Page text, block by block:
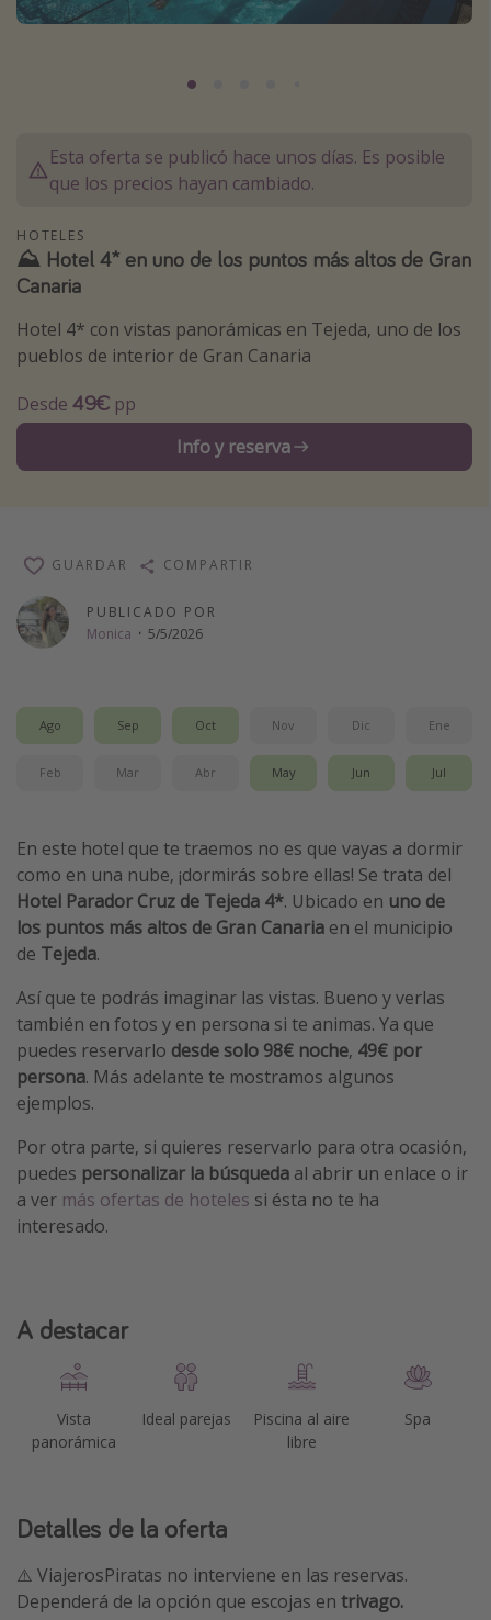
Marruecos
Maldivas
Inspiración para viajes
Glamping
Viajar sola como mujer
Ofertas para Vacaciones Activas
Viajes para singles
Escapadas románticas
Más temas
Cruceros por el Mediterráneo
Hoteles más hot de España
Parques de atracciones
Viaja con musicales
El Rey León el musical
Harry Potter en Londres y otros destinos
Esta oferta se publicó hace unos días. Es posible
que los precios hayan cambiado.
HOTELES
⛰️ Hotel 4* en uno de los puntos más altos de Gran
Canaria
Hotel 4* con vistas panorámicas en Tejeda, uno de los
pueblos de interior de Gran Canaria
Desde 49€ pp
Info y reserva
PUBLICADO POR
Monica · 5/5/2026
GUARDAR COMPARTIR
Ago Sep Oct Nov Dic Ene
Feb Mar Abr May Jun Jul
En este hotel que te traemos no es que vayas a dormir
como en una nube, ¡dormirás sobre ellas! Se trata del
Hotel Parador Cruz de Tejeda 4*. Ubicado en uno de
los puntos más altos de Gran Canaria en el municipio
de Tejeda.
Así que te podrás imaginar las vistas. Bueno y verlas
también en fotos y en persona si te animas. Ya que
puedes reservarlo desde solo 98€ noche, 49€ por
persona. Más adelante te mostramos algunos
ejemplos.
Por otra parte, si quieres reservarlo para otra ocasión,
puedes personalizar la búsqueda al abrir un enlace o ir
a ver más ofertas de hoteles si ésta no te ha
interesado.
A destacar
Vista
panorámica
Ideal parejas
Piscina al aire
libre
Spa
Detalles de la oferta
⚠️ ViajerosPiratas no interviene en las reservas.
Dependerá de la opción que escojas en trivago.